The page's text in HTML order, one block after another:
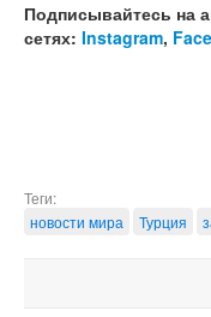
Подписывайтесь на
сетях: Instagram,
Теги:
новости мира
Турция